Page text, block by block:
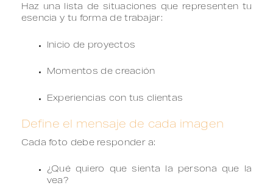
Haz una lista de situaciones que representen tu
esencia y tu forma de trabajar:
Inicio de proyectos
Momentos de creación
Experiencias con tus clientas
Define el mensaje de cada imagen
Cada foto debe responder a:
¿Qué quiero que sienta la persona que la
vea?